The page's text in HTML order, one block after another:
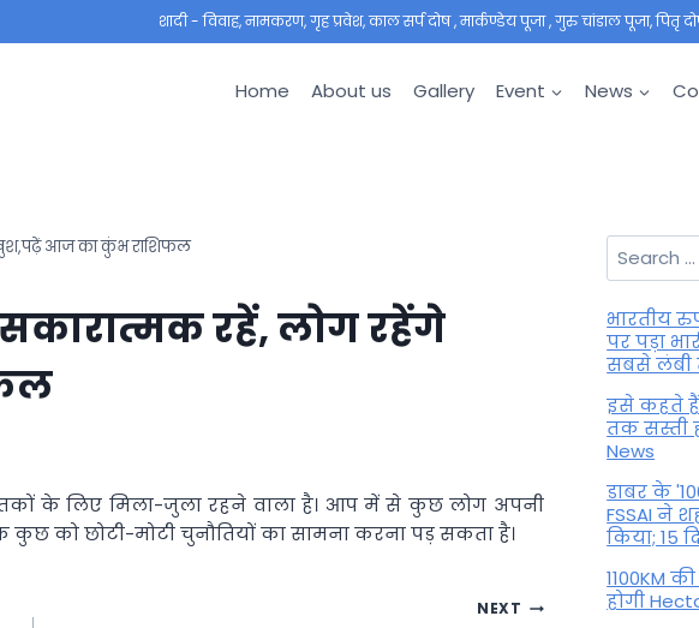
शादी - विवाह, नामकरण, गृह प्रवेश, काल सर्प दोष , मार्कण्डेय पूजा , गुरु चांडाल पूजा, पितृ
Home About us Gallery Event News
खुश,पढ़ें आज का कुंभ राशिफल
रहें, लोग रहेंगे
के लिए मिला-जुला रहने वाला है। आप में से कुछ लोग अपनी
कुछ को छोटी-मोटी चुनौतियों का सामना करना पड़ सकता है।
NEXT
Search
for:
भारतीय
पर पड़ा
सबसे लंबी
इसे कहते हैं
तक सस्ती
News
डाबर के
FSSAI ने
किया; 15
1100KM
होगी